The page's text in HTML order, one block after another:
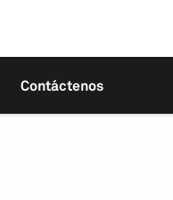
Contáctenos